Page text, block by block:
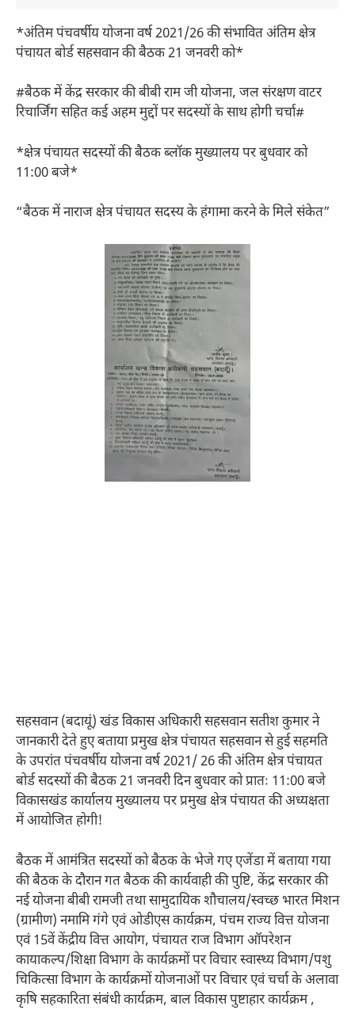
*अंतिम पंचवर्षीय योजना वर्ष 2021/26 की संभावित अंतिम क्षेत्र
पंचायत बोर्ड सहसवान की बैठक 21 जनवरी को*
#बैठक में केंद्र सरकार की बीबी राम जी योजना, जल संरक्षण वाटर
रिचार्जिंग सहित कई अहम मुद्दों पर सदस्यों के साथ होगी चर्चा#
*क्षेत्र पंचायत सदस्यों की बैठक ब्लॉक मुख्यालय पर बुधवार को
11:00 बजे*
“बैठक में नाराज क्षेत्र पंचायत सदस्य के हंगामा करने के मिले संकेत”
सहसवान (बदायूं) खंड विकास अधिकारी सहसवान सतीश कुमार ने
जानकारी देते हुए बताया प्रमुख क्षेत्र पंचायत सहसवान से हुई सहमति
के उपरांत पंचवर्षीय योजना वर्ष 2021/ 26 की अंतिम क्षेत्र पंचायत
बोर्ड सदस्यों की बैठक 21 जनवरी दिन बुधवार को प्रातः 11:00 बजे
विकासखंड कार्यालय मुख्यालय पर प्रमुख क्षेत्र पंचायत की अध्यक्षता
में आयोजित होगी!
बैठक में आमंत्रित सदस्यों को बैठक के भेजे गए एजेंडा में बताया गया
की बैठक के दौरान गत बैठक की कार्यवाही की पुष्टि, केंद्र सरकार की
नई योजना बीबी रामजी तथा सामुदायिक शौचालय/स्वच्छ भारत मिशन
(ग्रामीण) नमामि गंगे एवं ओडीएस कार्यक्रम, पंचम राज्य वित्त योजना
एवं 15वें केंद्रीय वित्त आयोग, पंचायत राज विभाग ऑपरेशन
कायाकल्प/शिक्षा विभाग के कार्यक्रमों पर विचार स्वास्थ्य विभाग/पशु
चिकित्सा विभाग के कार्यक्रमों योजनाओं पर विचार एवं चर्चा के अलावा
कृषि सहकारिता संबंधी कार्यक्रम, बाल विकास पुष्टाहार कार्यक्रम ,